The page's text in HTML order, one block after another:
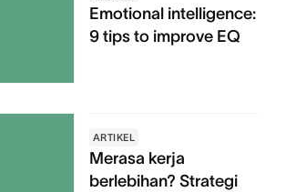
Emotional intelligence:
9 tips to improve EQ
ARTIKEL
Merasa kerja
berlebihan? Strategi